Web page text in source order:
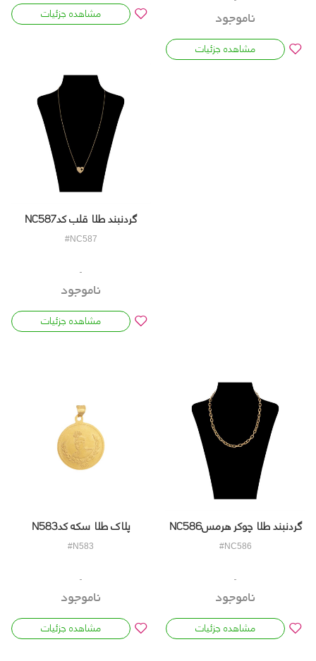
ناموجود
مشاهده جزئیات
مشاهده جزئیات
گردنبند طلا قلب کدNC587
#NC587
ناموجود
مشاهده جزئیات
گردنبند طلا چوکر هرمسNC586
#NC586
ناموجود
مشاهده جزئیات
پلاک طلا سکه کدN583
#N583
ناموجود
مشاهده جزئیات